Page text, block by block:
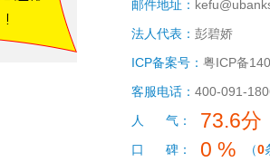
邮件地址：
法人代表： 彭碧娇
ICP备案号： 粤ICP备
客服电话： 400-091-
人 气：
73.6分
口 碑：
0 % （0